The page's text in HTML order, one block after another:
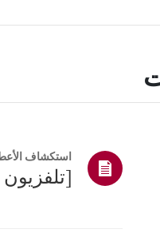
استكشاف
[تلفزيون LG] كيفية إعادة ضبط التلفزيون الخاص بك